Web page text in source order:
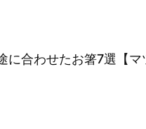
に合わせたお箸7選【マ